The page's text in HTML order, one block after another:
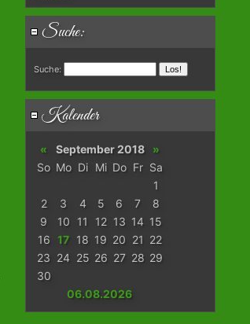
Suche:
Suche:
Kalender
« September 2018
»
So Mo Di Mi Do Fr Sa
1
2
3 4 5 6 7
8
9
10 11 12 13 14 15
16 17 18 19 20 21 22
23 24 25 26 27 28 29
30
06.08.2026